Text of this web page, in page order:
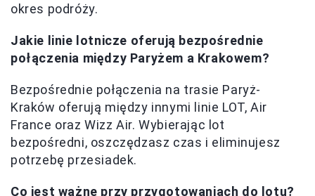
okres podróży.
Jakie linie lotnicze oferują bezpośrednie
połączenia między Paryżem a Krakowem?
Bezpośrednie połączenia na trasie Paryż-
Kraków oferują między innymi linie LOT, Air
France oraz Wizz Air. Wybierając lot
bezpośredni, oszczędzasz czas i eliminujesz
potrzebę przesiadek.
Co jest ważne przy przygotowaniach do lotu?